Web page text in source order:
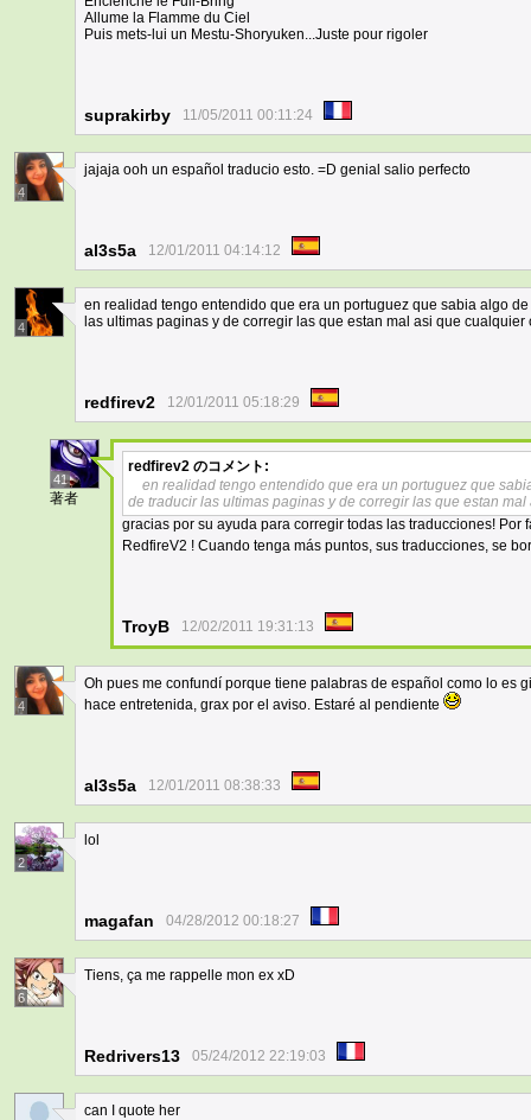
Allume la Flamme du Ciel
Puis mets-lui un Mestu-Shoryuken...Juste pour rigoler
suprakirby 11/05/2011 00:11:24
4
jajaja ooh un español traducio esto. =D genial salio perfecto
al3s5a 12/01/2011 04:14:12
4
en realidad tengo entendido que era un portuguez que sabia algo
las ultimas paginas y de corregir las que estan mal asi que
redfirev2 12/01/2011 05:18:29
41
著者
redfirev2 のコメント:
en realidad tengo entendido que era un portuguez que
de traducir las ultimas paginas y de corregir las que estan
gracias por su ayuda para corregir todas las traducciones!
RedfireV2 ! Cuando tenga más puntos, sus traducciones, se
TroyB 12/02/2011 19:31:13
4
Oh pues me confundí porque tiene palabras de español como lo es
hace entretenida, grax por el aviso. Estaré al pendiente
al3s5a 12/01/2011 08:38:33
2
lol
magafan 04/28/2012 00:18:27
6
Tiens, ça me rappelle mon ex xD
Redrivers13 05/24/2012 22:19:03
can I quote her